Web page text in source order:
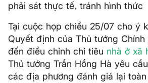
phải sát thực tế, tránh hình thức
Tại cuộc họp chiều 25/07 cho ý
Quyết định của Thủ tướng Chính
đến điều chỉnh chỉ tiêu nhà ở xã
Thủ tướng Trần Hồng Hà yêu
các địa phương đánh giá lại